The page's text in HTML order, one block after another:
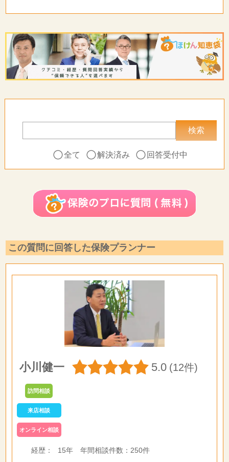
全て 解決済み 回答受付中
この質問に回答した保険プランナー
小川健一 5.0 (12件)
訪問相談
来店相談
オンライン相談
経歴： 15年年間相談件数： 250件